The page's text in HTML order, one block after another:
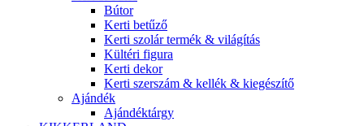
Bútor
Kerti betűző
Kerti szolár termék & világítás
Kültéri figura
Kerti dekor
Kerti szerszám & kellék & kiegészítő
Ajándék
Ajándéktárgy